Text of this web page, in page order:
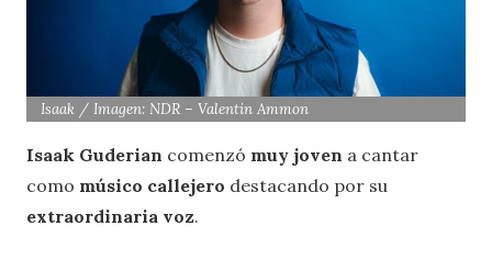
Isaak / Imagen: NDR – Valentin Ammon
Isaak Guderian comenzó muy joven a cantar
como músico callejero destacando por su
extraordinaria voz.